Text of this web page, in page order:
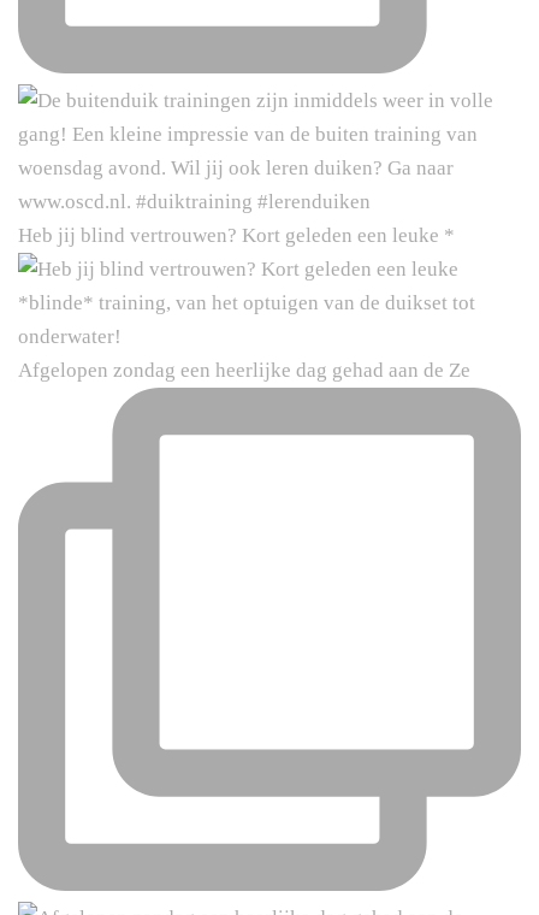
Heb jij blind vertrouwen? Kort geleden een leuke *
Afgelopen zondag een heerlijke dag gehad aan de Ze